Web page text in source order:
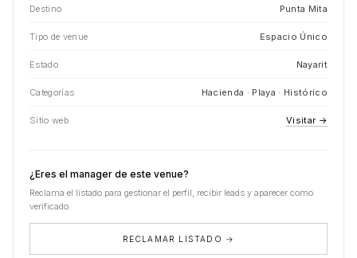
Destino Punta Mita
Tipo de venue Espacio Único
Estado Nayarit
Categorías Hacienda · Playa · Histórico
Sitio web Visitar →
¿Eres el manager de este venue?
Reclama el listado para gestionar el perfil, recibir leads y aparecer como
verificado.
RECLAMAR LISTADO →